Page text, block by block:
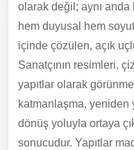
olarak değil; aynı anda
hem duyusal hem
içinde çözülen, açık
Sanatçının resimleri,
yapıtlar olarak
katmanlaşma, yeniden
dönüş yoluyla ortaya
sonucudur. Yapıtlar